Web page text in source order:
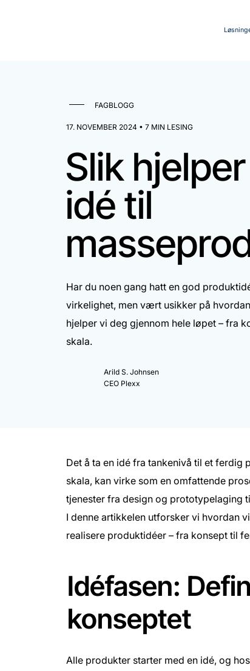
FAGBLOGG
17. NOVEMBER 2024 • 7 MIN LESING
Slik
idé til
Har du noen gang hatt en god
virkelighet, men vært usikker på
hjelper vi deg gjennom hele løpet – fra
skala.
Arild S. Johnsen
CEO Plexx
Det å ta en idé fra tankenivå til et ferdig
skala, kan virke som en omfattende
tjenester fra design og prototypelaging
I denne artikkelen utforsker vi hvordan
realisere produktidéer – fra konsept til
Idéfasen:
konseptet
Alle produkter starter med en idé, og